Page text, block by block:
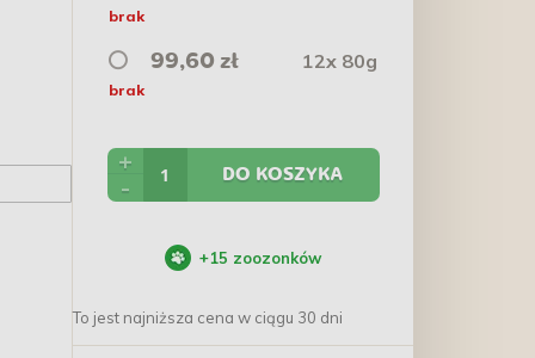
brak
99,60 zł 12x 80g
brak
+
-
DO KOSZYKA
+15 zoozonków
To jest najniższa cena w ciągu 30 dni